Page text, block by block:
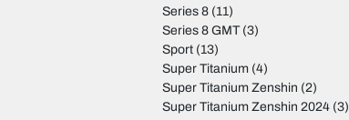
Series 8 (11)
Series 8 GMT(3)
Sport (13)
Super Titanium (4)
Super Titanium Zenshin (2)
Super Titanium Zenshin 2024 (3)